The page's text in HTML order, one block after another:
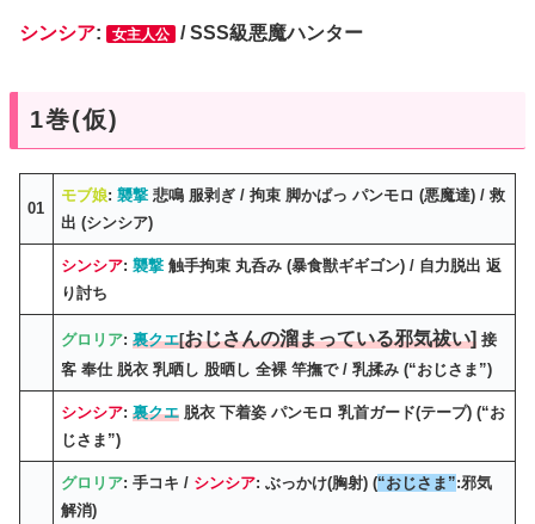
シンシア: 女主人公 / SSS級悪魔ハンター
1巻(仮)
01
モブ娘:襲撃 悲鳴 服剥ぎ / 拘束 脚かぱっ パンモロ (悪魔達) / 救
出 (シンシア)
シンシア:襲撃 触手拘束 丸呑み (暴食獣ギギゴン) / 自力脱出 返
り討ち
グロリア:裏クエ[おじさんの溜まっている邪気祓い] 接
客 奉仕 脱衣 乳晒し 股晒し 全裸 竿撫で / 乳揉み (“おじさま”)
シンシア:裏クエ 脱衣 下着姿 パンモロ 乳首ガード(テープ) (“お
じさま”)
グロリア: 手コキ / シンシア: ぶっかけ(胸射) (“おじさま”:邪気
解消)